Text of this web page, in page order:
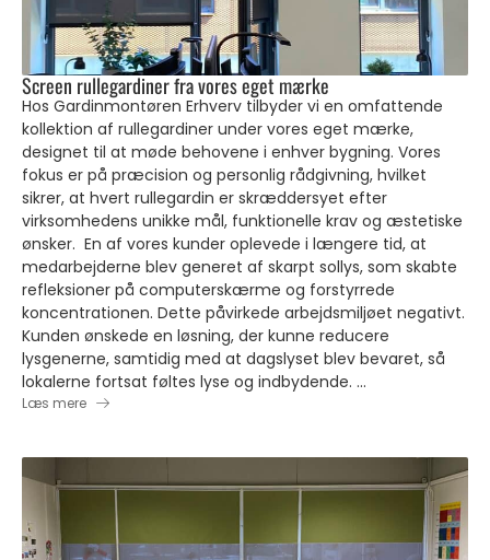
Screen rullegardiner fra vores eget mærke
Hos Gardinmontøren Erhverv tilbyder vi en omfattende
kollektion af rullegardiner under vores eget mærke,
designet til at møde behovene i enhver bygning. Vores
fokus er på præcision og personlig rådgivning, hvilket
sikrer, at hvert rullegardin er skræddersyet efter
virksomhedens unikke mål, funktionelle krav og æstetiske
ønsker. En af vores kunder oplevede i længere tid, at
medarbejderne blev generet af skarpt sollys, som skabte
refleksioner på computerskærme og forstyrrede
koncentrationen. Dette påvirkede arbejdsmiljøet negativt.
Kunden ønskede en løsning, der kunne reducere
lysgenerne, samtidig med at dagslyset blev bevaret, så
lokalerne fortsat føltes lyse og indbydende. ...
Læs mere